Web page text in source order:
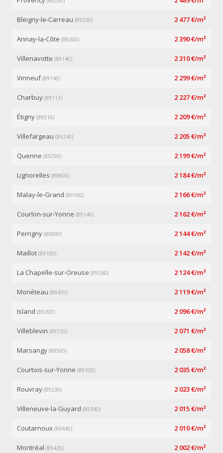
Bleigny-le-Carreau (89230) 2 477 €/m²
Annay-la-Côte (89200) 2 390 €/m²
Villenavotte (89140) 2 310 €/m²
Vinneuf (89140) 2 299 €/m²
Charbuy (89113) 2 227 €/m²
Étigny (89510) 2 209 €/m²
Villefargeau (89240) 2 205 €/m²
Quenne (89290) 2 199 €/m²
Lignorelles (89800) 2 184 €/m²
Malay-le-Grand (89100) 2 166 €/m²
Courlon-sur-Yonne (89140) 2 162 €/m²
Perrigny (89000) 2 144 €/m²
Maillot (89100) 2 142 €/m²
La Chapelle-sur-Oreuse (89260) 2 124 €/m²
Monéteau (89470) 2 119 €/m²
Island (89200) 2 096 €/m²
Villeblevin (89720) 2 071 €/m²
Marsangy (89500) 2 058 €/m²
Courtois-sur-Yonne (89100) 2 035 €/m²
Rouvray (89230) 2 023 €/m²
Villeneuve-la-Guyard (89340) 2 015 €/m²
Coutarnoux (89440) 2 010 €/m²
Montréal (89420) 2 002 €/m²